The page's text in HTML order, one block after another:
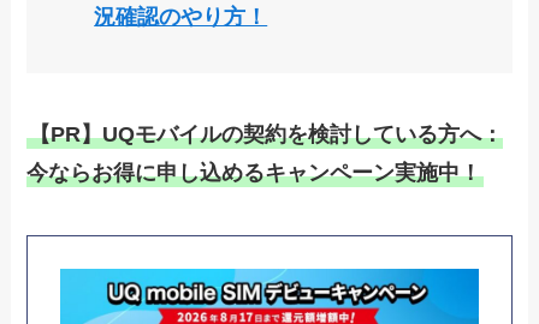
況確認のやり方！
【PR】UQモバイルの契約を検討している方へ：
今ならお得に申し込めるキャンペーン実施中！